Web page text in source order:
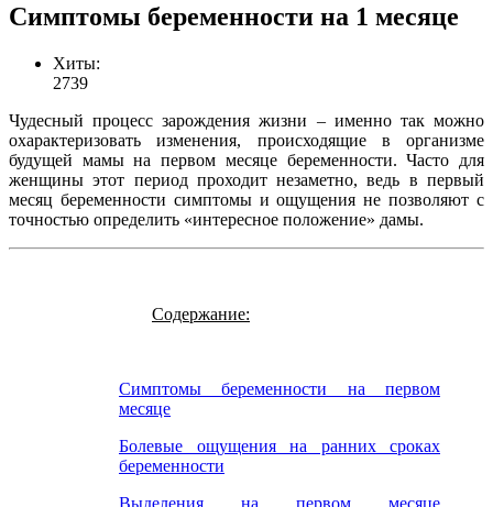
Симптомы беременности на 1 месяце
Хиты:
2739
Чудесный процесс зарождения жизни – именно так можно
охарактеризовать изменения, происходящие в организме
будущей мамы на первом месяце беременности. Часто для
женщины этот период проходит незаметно, ведь в первый
месяц беременности симптомы и ощущения не позволяют с
точностью определить «интересное положение» дамы.
Содержание:
Симптомы беременности на первом
месяце
Болевые ощущения на ранних сроках
беременности
Выделения на первом месяце